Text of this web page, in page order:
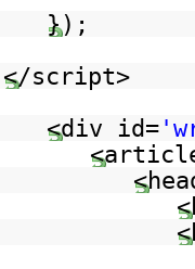
});
</script>
<div id=